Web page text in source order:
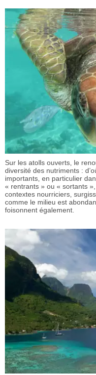
Sur les atolls ouverts, le
diversité des nutriments :
importants, en particulier
« rentrants » ou « sortants
contextes nourriciers,
comme le milieu est
foisonnent également.